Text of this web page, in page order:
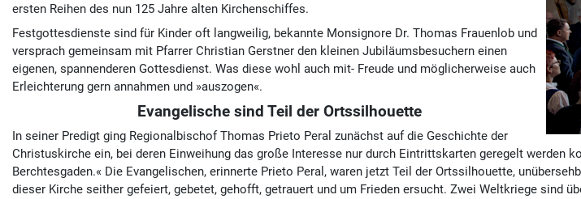
ersten Reihen des nun 125 Jahre alten Kirchenschiffes.
Festgottesdienste sind für Kinder oft langweilig, bekannte Monsignore Dr. Thomas Frauenlob und
versprach gemeinsam mit Pfarrer Christian Gerstner den kleinen Jubiläumsbesuchern einen
eigenen, spannenderen Gottesdienst. Was diese wohl auch mit- Freude und möglicherweise auch
Erleichterung gern annahmen und »auszogen«.
Evangelische sind Teil der Ortssilhouette
In seiner Predigt ging Regionalbischof Thomas Prieto Peral zunächst auf die Geschichte der
Christuskirche ein, bei deren Einweihung das große Interesse nur durch Eintrittskarten geregelt werden
Berchtesgaden.« Die Evangelischen, erinnerte Prieto Peral, waren jetzt Teil der Ortssilhouette,
dieser Kirche seither gefeiert, gebetet, gehofft, getrauert und um Frieden ersucht. Zwei Weltkriege sind